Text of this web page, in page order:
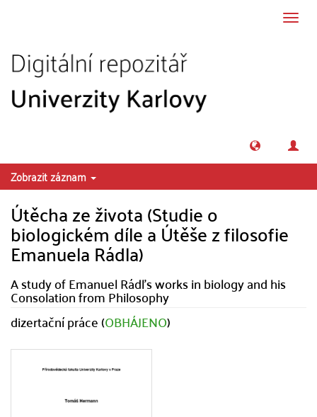
Zobrazit záznam
Útěcha ze života (Studie o
biologickém díle a Útěše z filosofie
Emanuela Rádla)
A study of Emanuel Rádl's works in biology and his
Consolation from Philosophy
dizertační práce (OBHÁJENO)